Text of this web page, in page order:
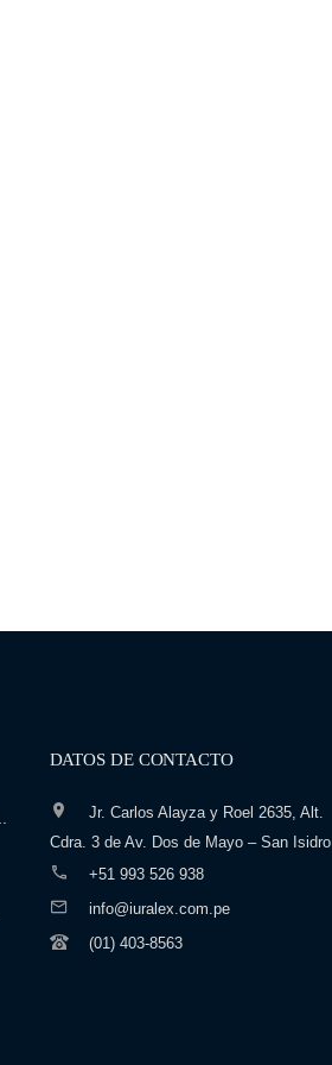
DATOS DE CONTACTO
Jr. Carlos Alayza y Roel 2635, Alt.
Cdra. 3 de Av. Dos de Mayo – San Isidro
+51 993 526 938
info@iuralex.com.pe
(01) 403-8563